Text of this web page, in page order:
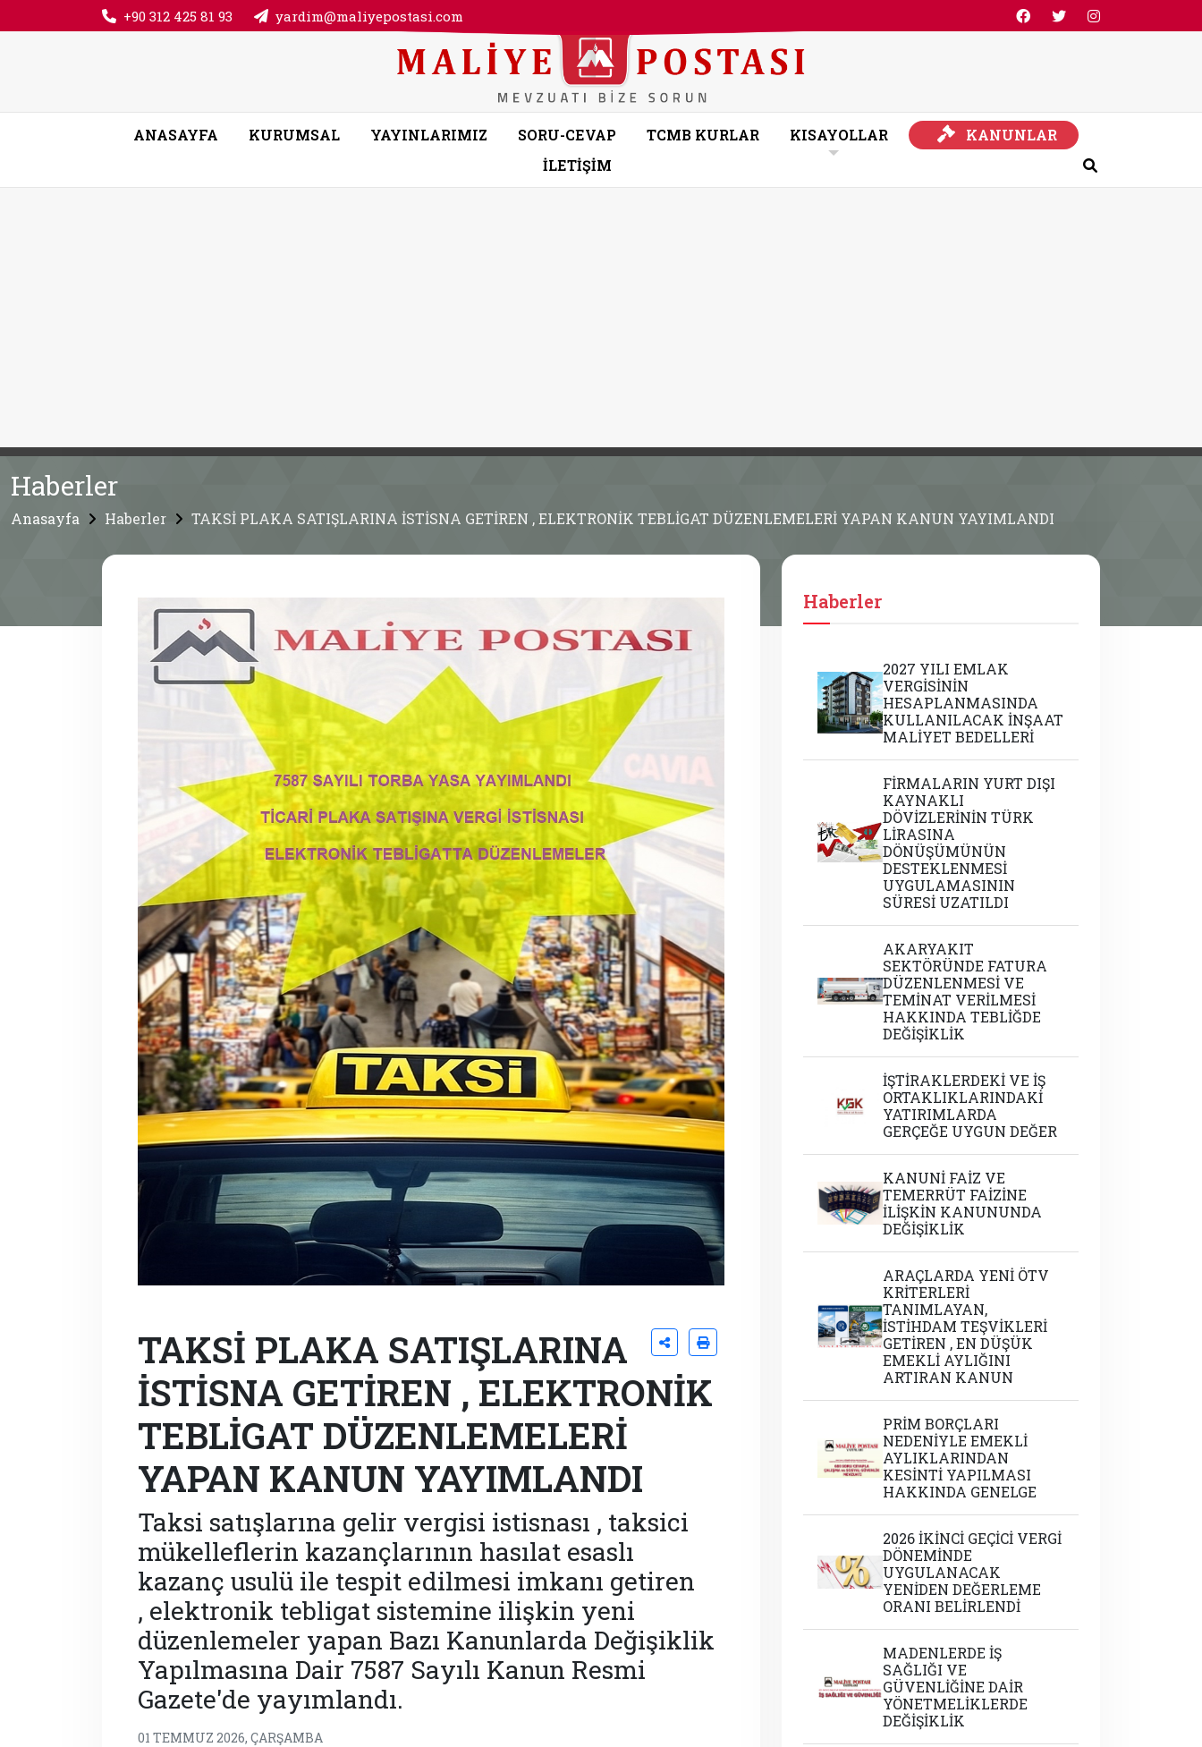
+90 312 425 81 93 yardim@maliyepostasi.com
ANASAYFA KURUMSAL YAYINLARIMIZ SORU-CEVAP TCMB KURLAR KISAYOLLAR KANUNLAR
KANUNLAR
İLETİŞİM
Haberler
Anasayfa Haberler TAKSİ PLAKA SATIŞLARINA İSTİSNA GETİREN , ELEKTRONİK TEBLİGAT DÜZENLEMELERİ YAPAN KANUN YAYIMLANDI
TAKSİ PLAKA SATIŞLARINA
İSTİSNA GETİREN , ELEKTRONİK
TEBLİGAT DÜZENLEMELERİ
YAPAN KANUN YAYIMLANDI
Taksi satışlarına gelir vergisi istisnası , taksici
mükelleflerin kazançlarının hasılat esaslı
kazanç usulü ile tespit edilmesi imkanı getiren
, elektronik tebligat sistemine ilişkin yeni
düzenlemeler yapan Bazı Kanunlarda Değişiklik
Yapılmasına Dair 7587 Sayılı Kanun Resmi
Gazete'de yayımlandı.
01 TEMMUZ 2026, ÇARŞAMBA
Haberler
2027 YILI EMLAK
VERGİSİNİN
HESAPLANMASINDA
KULLANILACAK İNŞAAT
MALİYET BEDELLERİ
FİRMALARIN YURT DIŞI
KAYNAKLI
DÖVİZLERİNİN TÜRK
LİRASINA
DÖNÜŞÜMÜNÜN
DESTEKLENMESİ
UYGULAMASININ
SÜRESİ UZATILDI
AKARYAKIT
SEKTÖRÜNDE FATURA
DÜZENLENMESİ VE
TEMİNAT VERİLMESİ
HAKKINDA TEBLİĞDE
DEĞİŞİKLİK
İŞTİRAKLERDEKİ VE İŞ
ORTAKLIKLARINDAKİ
YATIRIMLARDA
GERÇEĞE UYGUN DEĞER
KANUNİ FAİZ VE
TEMERRÜT FAİZİNE
İLİŞKİN KANUNUNDA
DEĞİŞİKLİK
ARAÇLARDA YENİ ÖTV
KRİTERLERİ
TANIMLAYAN,
İSTİHDAM TEŞVİKLERİ
GETİREN , EN DÜŞÜK
EMEKLİ AYLIĞINI
ARTIRAN KANUN
PRİM BORÇLARI
NEDENİYLE EMEKLİ
AYLIKLARINDAN
KESİNTİ YAPILMASI
HAKKINDA GENELGE
2026 İKİNCİ GEÇİCİ VERGİ
DÖNEMİNDE
UYGULANACAK
YENİDEN DEĞERLEME
ORANI BELİRLENDİ
MADENLERDE İŞ
SAĞLIĞI VE
GÜVENLİĞİNE DAİR
YÖNETMELİKLERDE
DEĞİŞİKLİK